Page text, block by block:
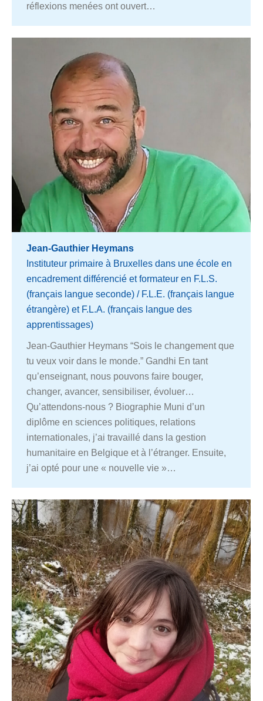
réflexions menées ont ouvert…
Jean-Gauthier Heymans
Instituteur primaire à Bruxelles dans une école en
encadrement différencié et formateur en F.L.S.
(français langue seconde) / F.L.E. (français langue
étrangère) et F.L.A. (français langue des
apprentissages)
Jean-Gauthier Heymans “Sois le changement que
tu veux voir dans le monde.” Gandhi En tant
qu’enseignant, nous pouvons faire bouger,
changer, avancer, sensibiliser, évoluer…
Qu’attendons-nous ? Biographie Muni d’un
diplôme en sciences politiques, relations
internationales, j’ai travaillé dans la gestion
humanitaire en Belgique et à l’étranger. Ensuite,
j’ai opté pour une « nouvelle vie »…